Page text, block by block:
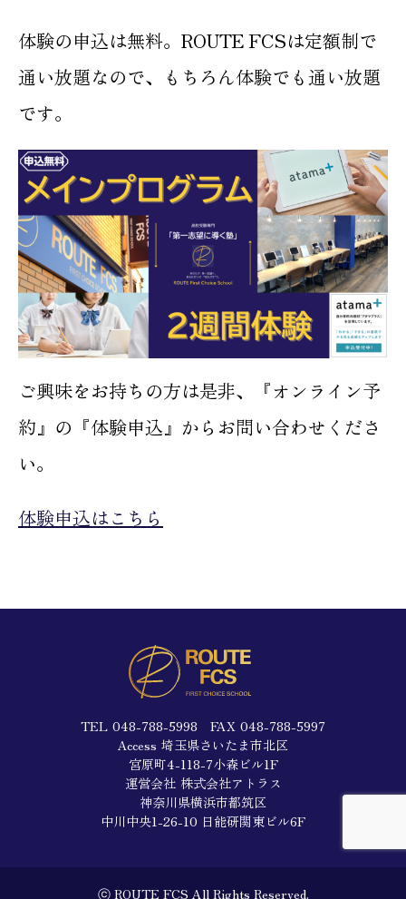
体験の申込は無料。ROUTE FCSは定額制で
通い放題なので、もちろん体験でも通い放題
です。
ご興味をお持ちの方は是非、『オンライン予
約』の『体験申込』からお問い合わせくださ
い。
体験申込はこちら
TEL 048-788-5998 FAX 048-788-5997
Access 埼玉県さいたま市北区
宮原町4-118-7小森ビル1F
運営会社 株式会社アトラス
神奈川県横浜市都筑区
中川中央1-26-10 日能研関東ビル6F
ⓒ ROUTE FCS All Rights Reserved.